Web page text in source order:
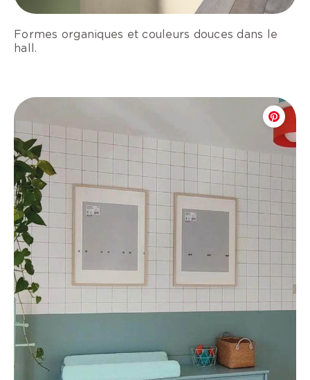
Formes organiques et couleurs douces dans le
hall.